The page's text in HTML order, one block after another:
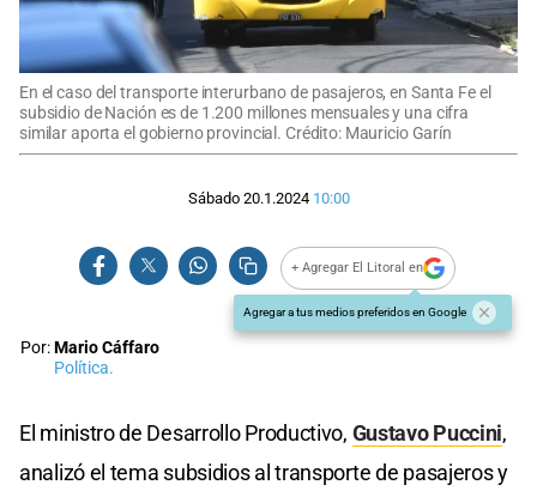
En el caso del transporte interurbano de pasajeros, en Santa Fe el
subsidio de Nación es de 1.200 millones mensuales y una cifra
similar aporta el gobierno provincial. Crédito: Mauricio Garín
Sábado 20.1.2024 10:00
+ Agregar El Litoral en
Agregar a tus medios preferidos en Google
Por:Mario Cáffaro
Política.
El ministro de Desarrollo Productivo, Gustavo Puccini,
analizó el tema subsidios al transporte de pasajeros y